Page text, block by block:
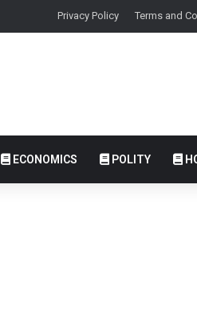
Privacy Policy Terms and
ECONOMICS POLITY